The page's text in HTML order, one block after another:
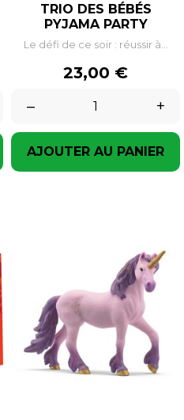
TRIO DES BÉBÉS
PYJAMA PARTY
Le défi de ce soir : réussir à...
Prix
23,00 €
–
+
AJOUTER AU PANIER